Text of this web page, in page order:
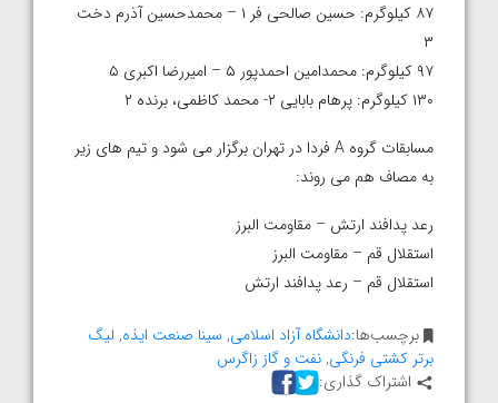
۸۷ کیلوگرم: حسین صالحی فر ۱ – محمدحسین آذرم دخت
۳
۹۷ کیلوگرم: محمدامین احمدپور ۵ – امیررضا اکبری ۵
۱۳۰ کیلوگرم: پرهام بابایی ۲- محمد کاظمی، برنده ۲
مسابقات گروه A فردا در تهران برگزار می شود و تیم های زیر
به مصاف هم می روند:
رعد پدافند ارتش – مقاومت البرز
استقلال قم – مقاومت البرز
استقلال قم – رعد پدافند ارتش
برچسب‌ها:دانشگاه آزاد اسلامی, سینا صنعت ایذه, لیگ
برتر کشتی فرنگی,نفت و گاز زاگرس
اشتراک گذاری: